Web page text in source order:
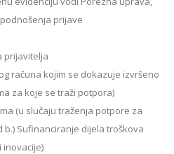
prijave
prijavitelja
računa kojim se dokazuje izvršeno
za koje se traži potpora)
(u slučaju traženja potpore za
Sufinanciranje dijela troškova
inovacije)